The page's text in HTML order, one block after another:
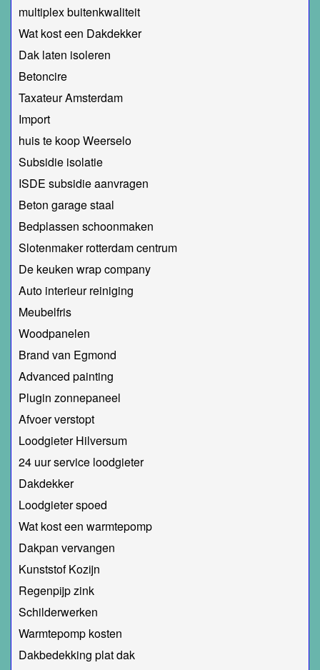
multiplex buitenkwaliteit
Wat kost een Dakdekker
Dak laten isoleren
Betoncire
Taxateur Amsterdam
Import
huis te koop Weerselo
Subsidie isolatie
ISDE subsidie aanvragen
Beton garage staal
Bedplassen schoonmaken
Slotenmaker rotterdam centrum
De keuken wrap company
Auto interieur reiniging
Meubelfris
Woodpanelen
Brand van Egmond
Advanced painting
Plugin zonnepaneel
Afvoer verstopt
Loodgieter Hilversum
24 uur service loodgieter
Dakdekker
Loodgieter spoed
Wat kost een warmtepomp
Dakpan vervangen
Kunststof Kozijn
Regenpijp zink
Schilderwerken
Warmtepomp kosten
Dakbedekking plat dak